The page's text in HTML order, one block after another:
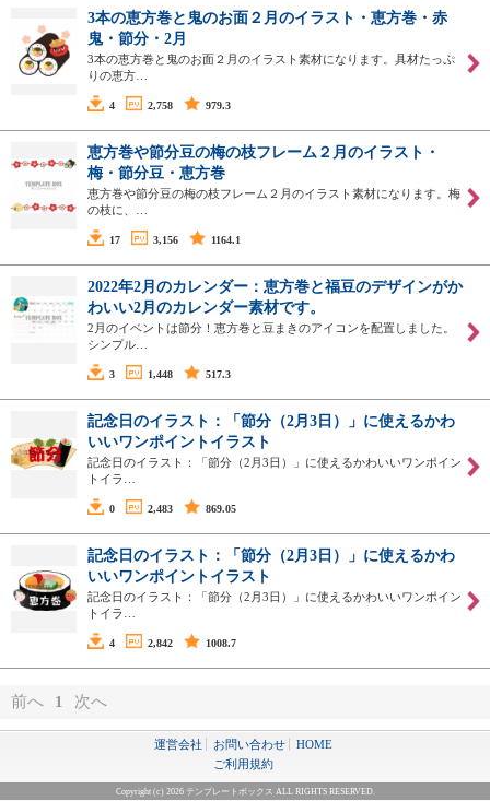
3本の恵方巻と鬼のお面２月のイラスト・恵方巻・赤
鬼・節分・2月
3本の恵方巻と鬼のお面２月のイラスト素材になります。具材たっぷ
りの恵方…
4 2,758 979.3
恵方巻や節分豆の梅の枝フレーム２月のイラスト・
梅・節分豆・恵方巻
恵方巻や節分豆の梅の枝フレーム２月のイラスト素材になります。梅
の枝に、…
17 3,156 1164.1
2022年2月のカレンダー：恵方巻と福豆のデザインがか
わいい2月のカレンダー素材です。
2月のイベントは節分！恵方巻と豆まきのアイコンを配置しました。
シンプル…
3 1,448 517.3
記念日のイラスト：「節分（2月3日）」に使えるかわ
いいワンポイントイラスト
記念日のイラスト：「節分（2月3日）」に使えるかわいいワンポイン
トイラ…
0 2,483 869.05
記念日のイラスト：「節分（2月3日）」に使えるかわ
いいワンポイントイラスト
記念日のイラスト：「節分（2月3日）」に使えるかわいいワンポイン
トイラ…
4 2,842 1008.7
前へ 1 次へ
運営会社 お問い合わせ
HOME
ご利用規約
Copyright (c) 2026 テンプレートボックス ALL RIGHTS RESERVED.